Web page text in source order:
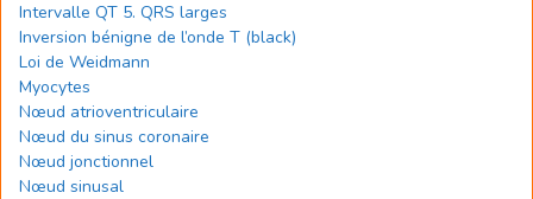
Intervalle QT 5. QRS larges
Inversion bénigne de l’onde T (black)
Loi de Weidmann
Myocytes
Nœud atrioventriculaire
Nœud du sinus coronaire
Nœud jonctionnel
Nœud sinusal